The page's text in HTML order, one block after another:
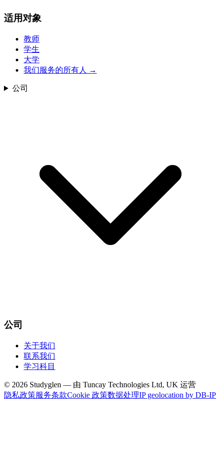
适用对象
教师
学生
大学
我们服务的所有人
→
公司
公司
关于我们
联系我们
学习科目
© 2026 Studyglen — 由 Tuncay Technologies Ltd, UK 运营
隐私政策服务条款Cookie 政策数据处理IP geolocation by DB-IP